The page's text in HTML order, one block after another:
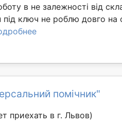
в не залежності від
ключ не роблю довго на
помічник"
приехать в г. Львов)